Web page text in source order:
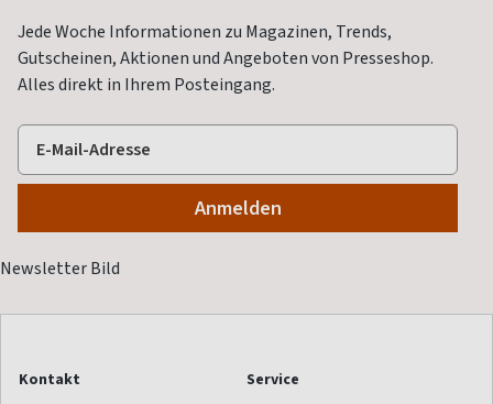
Jede Woche Informationen zu Magazinen, Trends,
Gutscheinen, Aktionen und Angeboten von Presseshop.
Alles direkt in Ihrem Posteingang.
Kontakt
Service